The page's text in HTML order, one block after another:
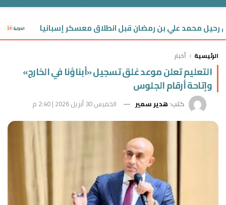
محمد علي بن رمضان قبل انطلاق معسكر إسبانيا
الرئيسية أخبار
التعليم تعلن موعد غلق تسجيل «أبناؤنا في الخارج»
وإتاحة أرقام الجلوس
كتب: هدير سمير الخميس 30 أبريل 2026 | 2:40 م